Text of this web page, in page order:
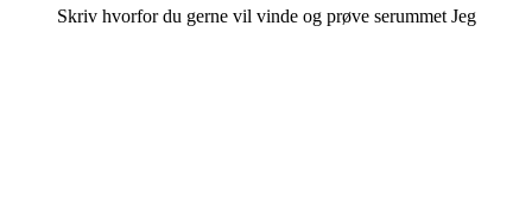
Skriv hvorfor du gerne vil vinde og prøve serummet Jeg